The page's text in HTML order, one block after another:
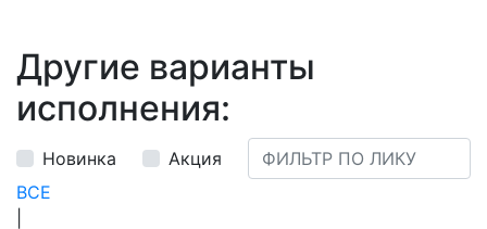
Другие варианты
исполнения:
Новинка
Акция
ВСЕ